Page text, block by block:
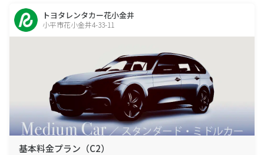
トヨタレンタカー花小金井
小平市花小金井4-33-11
基本料金プラン（C2）